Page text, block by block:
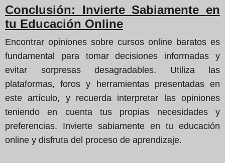
Conclusión: Invierte Sabiamente en
tu Educación Online
Encontrar opiniones sobre cursos online baratos es
fundamental para tomar decisiones informadas y
evitar sorpresas desagradables. Utiliza las
plataformas, foros y herramientas presentadas en
este artículo, y recuerda interpretar las opiniones
teniendo en cuenta tus propias necesidades y
preferencias. Invierte sabiamente en tu educación
online y disfruta del proceso de aprendizaje.